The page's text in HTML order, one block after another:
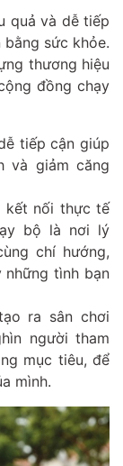
quả và dễ tiếp
sức khỏe.
thương hiệu
đồng chạy
tiếp cận giúp
và giảm căng
kết nối thực tế
bộ là nơi lý
chí hướng,
tình bạn
ra sân chơi
người tham
mục tiêu, để
mình.